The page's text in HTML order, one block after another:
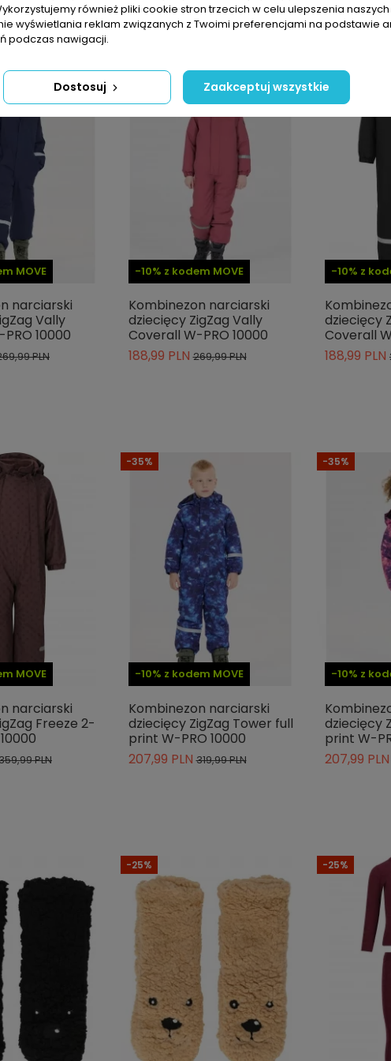
MOVE
narciarski
Vally
10000
PLN
-10% z kodem MOVE
Kombinezon narciarski
dziecięcy ZigZag Vally
Coverall W-PRO 10000
188,99 PLN 269,99 PLN
-10% z
dziecięcy
Coverall
188,99 PLN
MOVE
narciarski
Freeze 2-
PLN
-10% z kodem MOVE
-35%
Kombinezon narciarski
dziecięcy ZigZag Tower full
print W-PRO 10000
207,99 PLN 319,99 PLN
-10% z
-35%
dziecięcy
print W-
207,99 PLN
-25% -25%
również pliki cookie stron trzecich w celu ulepszenia naszych
wyświetlania reklam związanych z Twoimi preferencjami na podstawie
podczas nawigacji.
Dostosuj Zaakceptuj wszystkie